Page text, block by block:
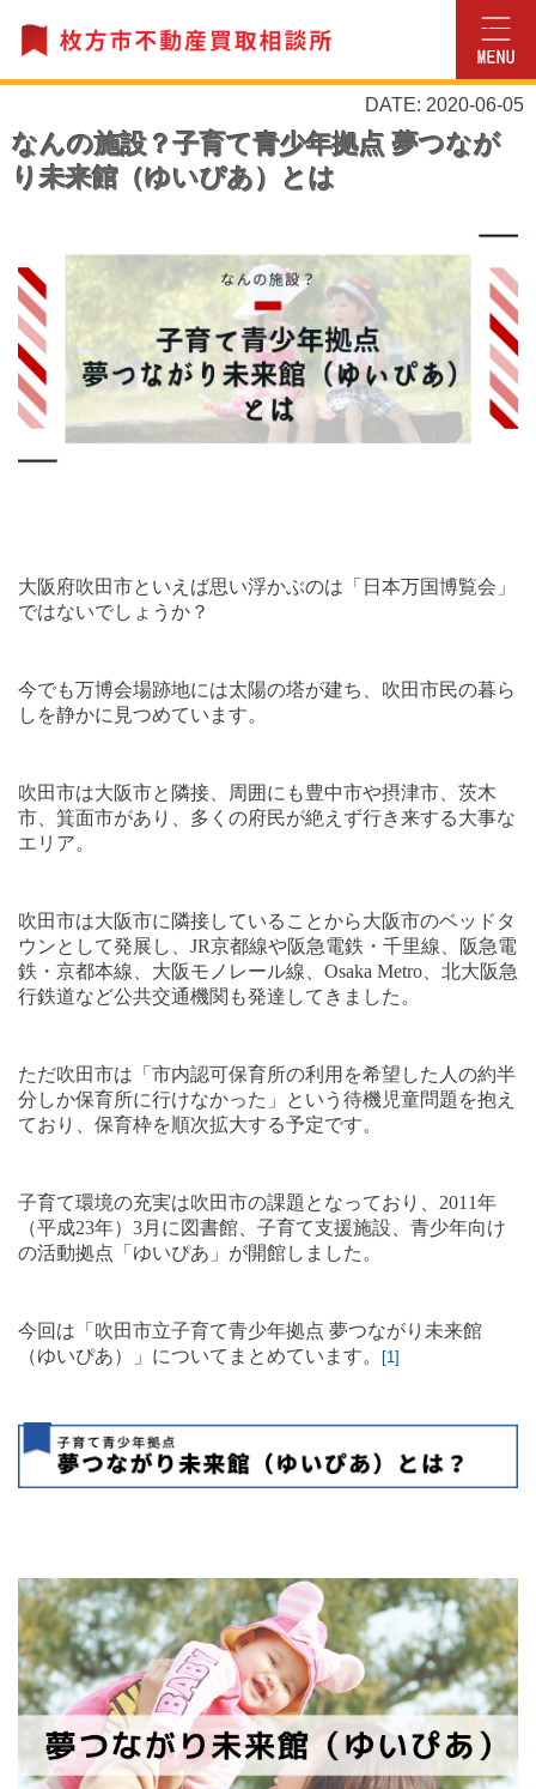
DATE: 2020-06-05
なんの施設？子育て青少年拠点 夢つなが
り未来館（ゆいぴあ）とは
大阪府吹田市といえば思い浮かぶのは「日本万国博覧会」
ではないでしょうか？
今でも万博会場跡地には太陽の塔が建ち、吹田市民の暮ら
しを静かに見つめています。
吹田市は大阪市と隣接、周囲にも豊中市や摂津市、茨木
市、箕面市があり、多くの府民が絶えず行き来する大事な
エリア。
吹田市は大阪市に隣接していることから大阪市のベッドタ
ウンとして発展し、 JR京都線や阪急電鉄・千里線、阪急電
鉄・京都本線、大阪モノレール線、 Osaka Metro 、北大阪急
行鉄道など公共交通機関も発達してきました。
ただ吹田市は「市内認可保育所の利用を希望した人の約半
分しか保育所に行けなかった」という待機児童問題を抱え
ており、保育枠を順次拡大する予定です。
子育て環境の充実は吹田市の課題となっており、 2011年
（平成23年） 3月に図書館、子育て支援施設、青少年向け
の活動拠点「ゆいぴあ」が開館しました。
今回は「吹田市立子育て青少年拠点 夢つながり未来館
（ゆいぴあ）」についてまとめています。
[1]